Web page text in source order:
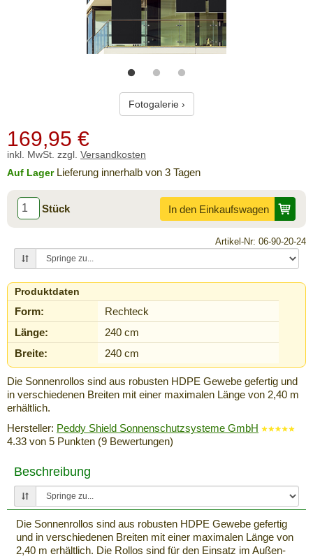
Fotogalerie ›
169,95 €
inkl. MwSt. zzgl. Versandkosten
Auf LagerLieferung innerhalb von 3 Tagen
Stück In den Einkaufswagen
Artikel-Nr: 06-90-20-24
Produktdaten
Form:
Rechteck
Länge:
240 cm
Breite:
240 cm
Die Sonnenrollos sind aus robusten HDPE Gewebe gefertig und
in verschiedenen Breiten mit einer maximalen Länge von 2,40 m
erhältlich.
Hersteller: Peddy Shield Sonnenschutzsysteme GmbH
4.33 von 5 Punkten (9 Bewertungen)
Beschreibung
Die Sonnenrollos sind aus robusten HDPE Gewebe gefertig
und in verschiedenen Breiten mit einer maximalen Länge von
2,40 m erhältlich. Die Rollos sind für den Einsatz im Außen-